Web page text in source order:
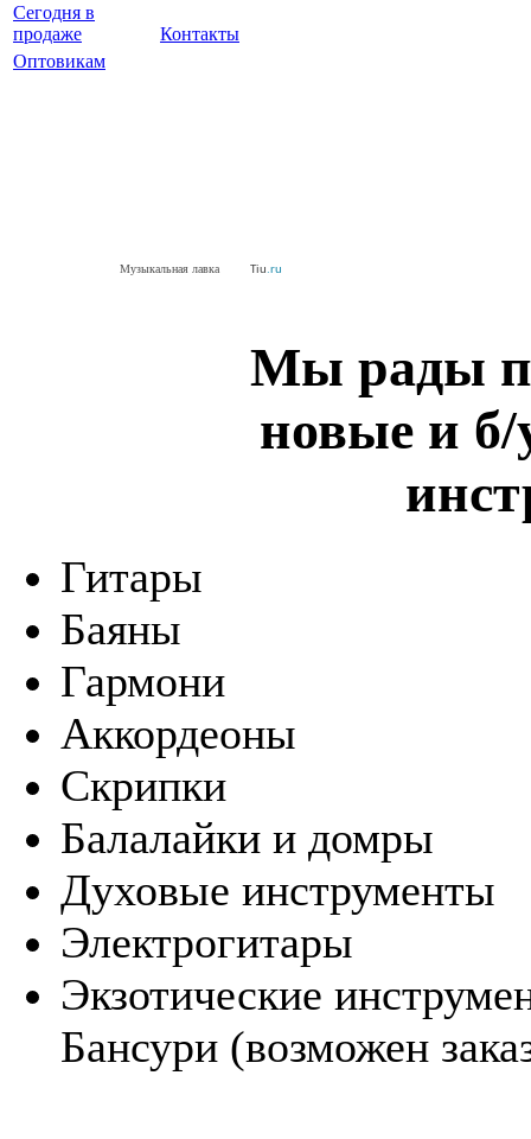
Сегодня в
продаже
Контакты
Оптовикам
Музыкальная лавка Tiu.ru
Мы рады
новые и
Гитары
Баяны
Гармони
Аккордеоны
Скрипки
Балалайки и домры
Духовые инструменты
Электрогитары
Экзотические
Бансури (возможен